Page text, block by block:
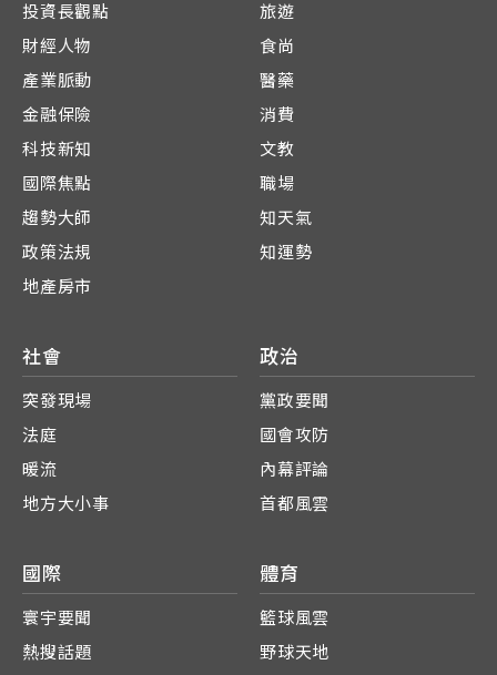
投資長觀點
財經人物
產業脈動
金融保險
科技新知
國際焦點
趨勢大師
政策法規
地產房市
旅遊
食尚
醫藥
消費
文教
職場
知天氣
知運勢
社會
突發現場
法庭
暖流
地方大小事
政治
黨政要聞
國會攻防
內幕評論
首都風雲
國際
寰宇要聞
熱搜話題
體育
籃球風雲
野球天地